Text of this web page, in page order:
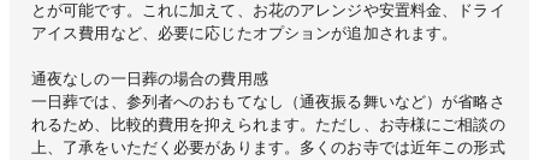
とが可能です。これに加えて、お花のアレンジや安置料金、ドライ
アイス費用など、必要に応じたオプションが追加されます。
通夜なしの一日葬の場合の費用感
一日葬では、参列者へのおもてなし（通夜振る舞いなど）が省略さ
れるため、比較的費用を抑えられます。ただし、お寺様にご相談の
上、了承をいただく必要があります。多くのお寺では近年この形式